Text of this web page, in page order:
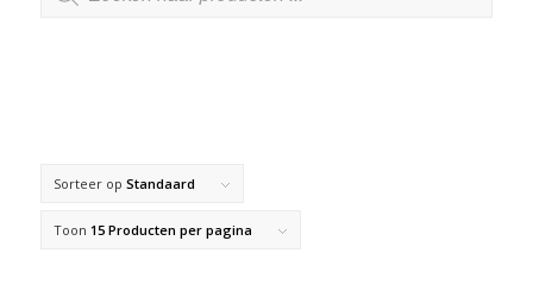
Sorteer op Standaard
Toon 15 Producten per pagina